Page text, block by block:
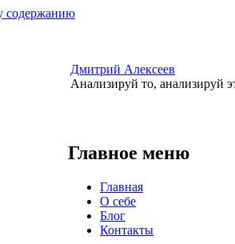
содержанию
Дмитрий Алексеев
Анализируй то, анализируй
Главное меню
Главная
О себе
Блог
Контакты